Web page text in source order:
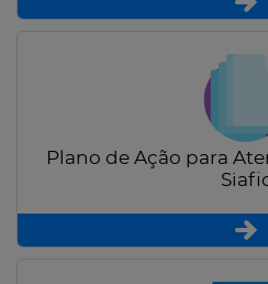
Plano de Ação para